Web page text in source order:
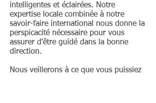
actionnaires représentant plus de
la moitié du capital social quant à
savoir si ou non la convention sera
autorisée. Toutefois, les
conventions entre la société et un
un dirigeant dont ce dernier
intelligentes et éclairées. Notre
expertise locale combinée à notre
savoir-faire international nous donne la
perspicacité nécessaire pour vous
assurer d'être guidé dans la bonne
direction.
Nous veillerons à ce que vous puissiez